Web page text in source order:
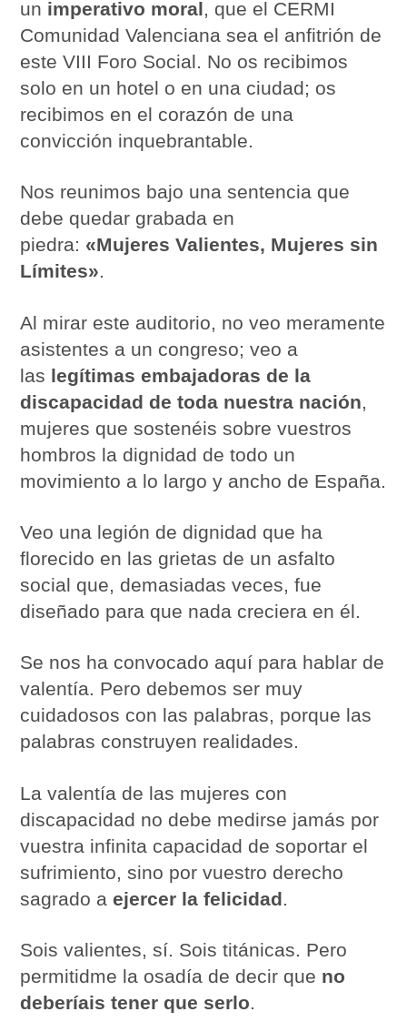
un imperativo moral, que el CERMI
Comunidad Valenciana sea el anfitrión de
este VIII Foro Social. No os recibimos
solo en un hotel o en una ciudad; os
recibimos en el corazón de una
convicción inquebrantable.
Nos reunimos bajo una sentencia que
debe quedar grabada en
piedra: «Mujeres Valientes, Mujeres sin
Límites».
Al mirar este auditorio, no veo meramente
asistentes a un congreso; veo a
las legítimas embajadoras de la
discapacidad de toda nuestra nación
mujeres que sostenéis sobre vuestros
hombros la dignidad de todo un
movimiento a lo largo y ancho de España.
Veo una legión de dignidad que ha
florecido en las grietas de un asfalto
social que, demasiadas veces, fue
diseñado para que nada creciera en él.
Se nos ha convocado aquí para hablar de
valentía. Pero debemos ser muy
cuidadosos con las palabras, porque las
palabras construyen realidades.
La valentía de las mujeres con
discapacidad no debe medirse jamás por
vuestra infinita capacidad de soportar el
sufrimiento, sino por vuestro derecho
sagrado aejercer la felicidad.
Sois valientes, sí. Sois titánicas. Pero
permitidme la osadía de decir que no
deberíais tener que serlo.